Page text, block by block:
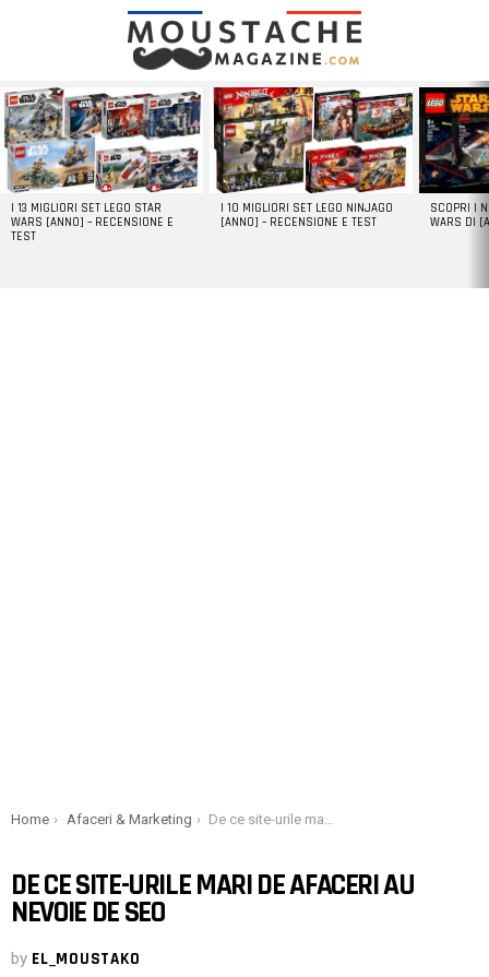
LATEST
STORIES
I 13 MIGLIORI SET LEGO STAR
WARS [ANNO] – RECENSIONE E
TEST
I 10 MIGLIORI SET LEGO NINJAGO
[ANNO] – RECENSIONE E TEST
SCOPRI I
WARS DI
You are here:
Home Afaceri & Marketing De ce site-urile mari de afaceri au nevoie de SEO
DE CE SITE-URILE MARI DE AFACERI AU
NEVOIE DE SEO
by EL_MOUSTAKO